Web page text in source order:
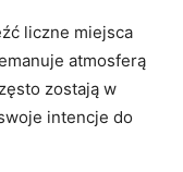
liczne miejsca
atmosferą
zostają w
intencje do